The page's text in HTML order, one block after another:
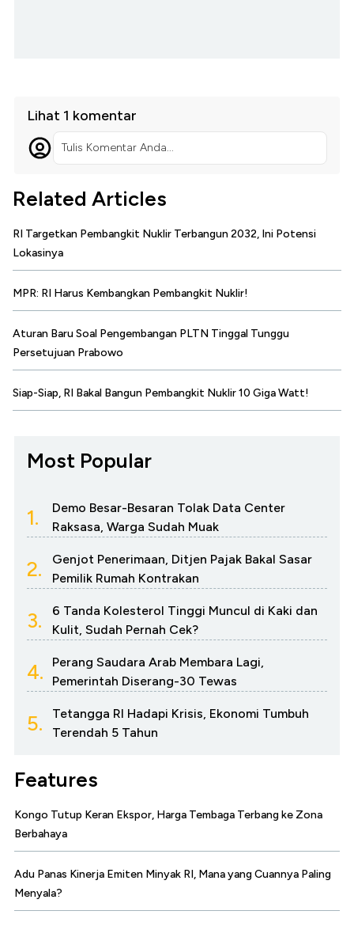
Lihat 1 komentar
Tulis Komentar Anda...
Related Articles
RI Targetkan Pembangkit Nuklir Terbangun 2032, Ini Potensi
Lokasinya
MPR: RI Harus Kembangkan Pembangkit Nuklir!
Aturan Baru Soal Pengembangan PLTN Tinggal Tunggu
Persetujuan Prabowo
Siap-Siap, RI Bakal Bangun Pembangkit Nuklir 10 Giga Watt!
Most Popular
1.
Demo Besar-Besaran Tolak Data Center
Raksasa, Warga Sudah Muak
2.
Genjot Penerimaan, Ditjen Pajak Bakal Sasar
Pemilik Rumah Kontrakan
3.
6 Tanda Kolesterol Tinggi Muncul di Kaki dan
Kulit, Sudah Pernah Cek?
4.
Perang Saudara Arab Membara Lagi,
Pemerintah Diserang-30 Tewas
5.
Tetangga RI Hadapi Krisis, Ekonomi Tumbuh
Terendah 5 Tahun
Features
Kongo Tutup Keran Ekspor, Harga Tembaga Terbang ke Zona
Berbahaya
Adu Panas Kinerja Emiten Minyak RI, Mana yang Cuannya Paling
Menyala?